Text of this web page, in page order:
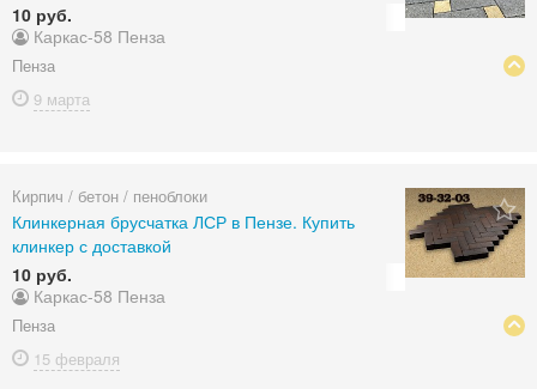
10 руб.
Каркас-58 Пенза
Пенза
9 марта
Кирпич / бетон / пеноблоки
Клинкерная брусчатка ЛСР в Пензе. Купить
клинкер с доставкой
10 руб.
Каркас-58 Пенза
Пенза
15 февраля